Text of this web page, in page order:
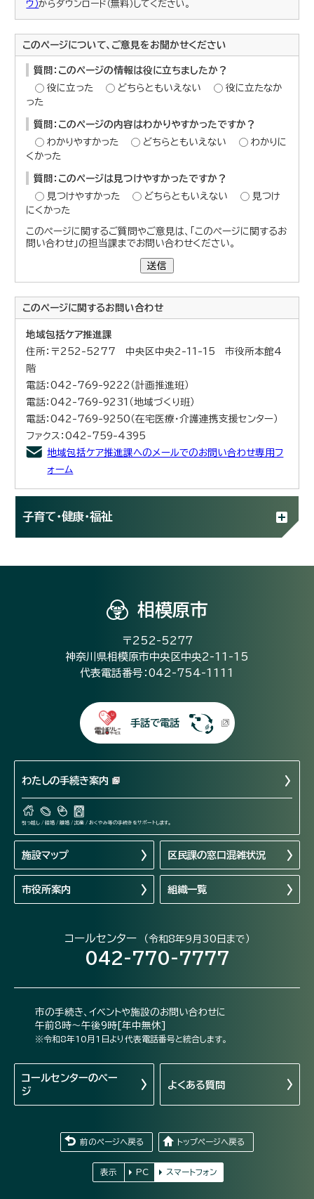
ウ）からダウンロード（無料）してください。
このページについて、ご意見をお聞かせください
質問：このページの情報は役に立ちましたか？
役に立った
どちらともいえない
役に立たなか
った
質問：このページの内容はわかりやすかったですか？
わかりやすかった
どちらともいえない
わかりに
くかった
質問：このページは見つけやすかったですか？
見つけやすかった
どちらともいえない
見つけ
にくかった
このページに関するご質問やご意見は、「このページに関するお
問い合わせ」の担当課までお問い合わせください。
送信
このページに関するお問い合わせ
地域包括ケア推進課
住所：〒252-5277 中央区中央2-11-15 市役所本館4
階
電話：042-769-9222（計画推進班）
電話：042-769-9231（地域づくり班）
電話：042-769-9250（在宅医療・介護連携支援センター）
ファクス：042-759-4395
地域包括ケア推進課へのメールでのお問い合わせ専用フ
ォーム
子育て・健康・福祉
相模原市
〒252-5277
神奈川県相模原市中央区中央2-11-15
代表電話番号：042-754-1111
手話で電話
わたしの手続き案内
引っ越し / 結婚 / 離婚 / 出産 / おくやみ等の手続きをサポートします。
施設マップ 区民課の窓口混雑状況
市役所案内 組織一覧
コールセンター （令和8年9月30日まで）
042-770-7777
市の手続き、イベントや施設のお問い合わせに
午前8時～午後9時[年中無休]
※令和8年10月1日より代表電話番号と統合します。
コールセンターのペー
ジ
よくある質問
前のページへ戻る トップページへ戻る
表示 PC スマートフォン